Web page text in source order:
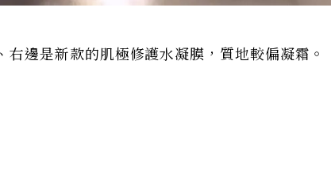
邊是新款的肌極修護水凝膜，質地較偏凝霜。